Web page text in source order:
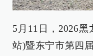
5月11日，2026
站)暨东宁市第四